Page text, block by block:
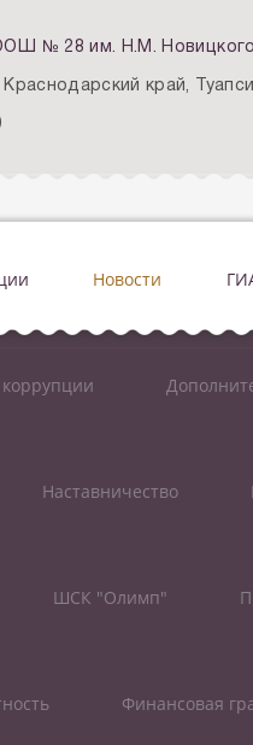
№ 28 им. Н.М. Новицкого
Краснодарский край,
Новости
Наставничество
ШСК "Олимп"
Финансовая